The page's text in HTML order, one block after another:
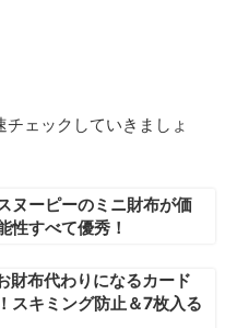
ェックしていきましょ
ヌーピーのミニ財布が価
性すべて優秀！
財布代わりになるカード
スキミング防止＆7枚入る